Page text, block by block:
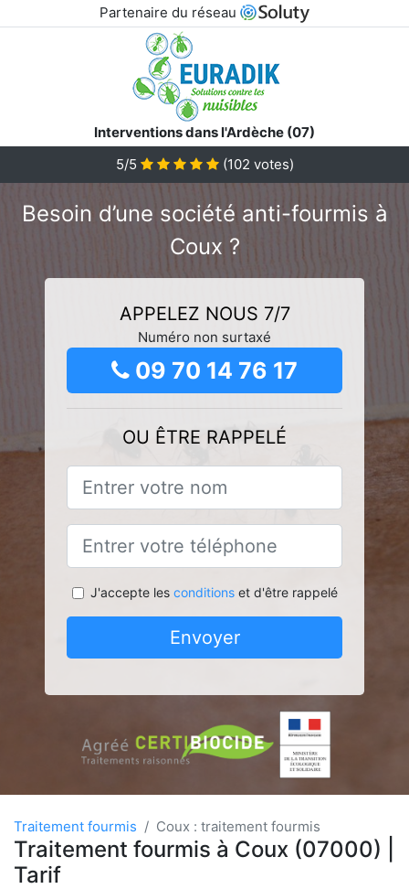
Partenaire du réseau
Interventions dans l'Ardèche (07)
5/5
(102 votes)
Besoin d’une société anti-fourmis à
Coux ?
APPELEZ NOUS 7/7
Numéro non surtaxé
09 70 14 76 17
OU ÊTRE RAPPELÉ
J'accepte les conditionset d'être rappelé
Envoyer
Traitement fourmis Coux : traitement fourmis
Traitement fourmis à Coux (07000) |
Tarif